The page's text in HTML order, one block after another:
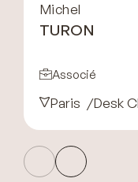
Michel
TURON
Associé
Paris Desk